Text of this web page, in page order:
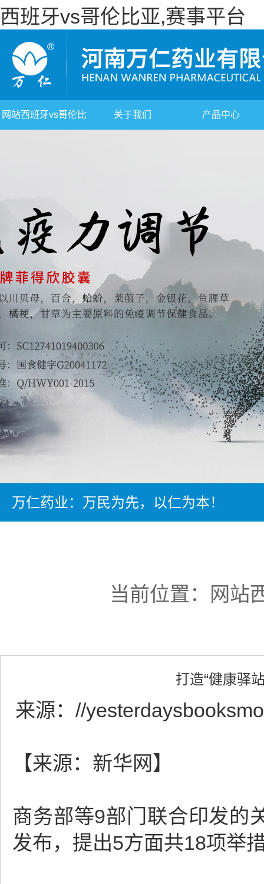
西班牙vs哥伦比亚,赛事平台
网站西班牙vs哥伦比 关于我们 产品中心
万仁药业：万民为先，以仁为本！
当前位置： 网站
打造“健康驿
来源： //
【来源：新华网】
商务部等9部门联合印发的
发布，提出5方面共18项举